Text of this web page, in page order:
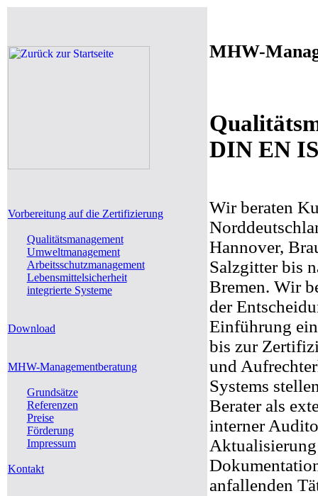
Vorbereitung auf die Zertifizierung
Qualitätsmanagement
Umweltmanagement
Arbeitsschutzmanagement
Lebensmittelsicherheit
integrierte Systeme
Download
MHW-Managementberatung
Grundsätze
Referenzen
Preise
Förderung
Impressum
Kontakt
MHW-
DIN EN
Wir beraten
Hannover,
Salzgitter bis
Bremen. Wir
der
Einführung
bis zur
und
Systems
Berater als
interner
anfallenden